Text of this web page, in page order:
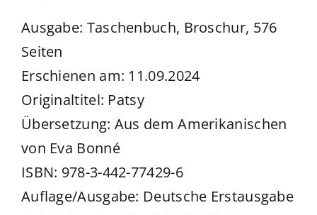
Ausgabe: Taschenbuch, Broschur, 576
Seiten
Erschienen am: 11.09.2024
Originaltitel: Patsy
Übersetzung: Aus dem Amerikanischen
von Eva Bonné
ISBN: 978-3-442-77429-6
Auflage/Ausgabe: Deutsche Erstausgabe